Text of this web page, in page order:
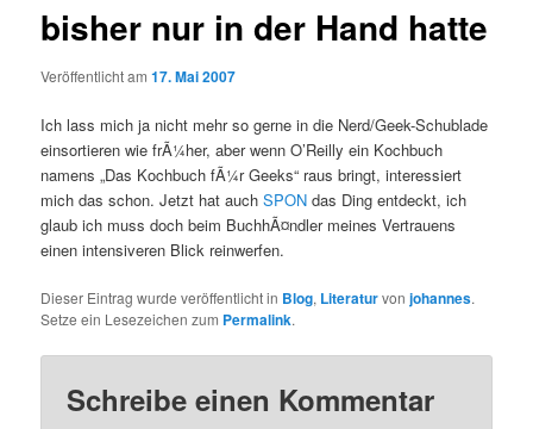
bisher nur in der Hand hatte
Veröffentlicht am17. Mai 2007
Ich lass mich ja nicht mehr so gerne in die Nerd/Geek-Schublade
einsortieren wie frÃ¼her, aber wenn O’Reilly ein Kochbuch
namens „Das Kochbuch fÃ¼r Geeks“ raus bringt, interessiert
mich das schon. Jetzt hat auchSPON das Ding entdeckt, ich
glaub ich muss doch beim BuchhÃ¤ndler meines Vertrauens
einen intensiveren Blick reinwerfen.
Dieser Eintrag wurde veröffentlicht in Blog, Literaturvonjohannes.
Setze ein Lesezeichen zum Permalink.
Schreibe einen Kommentar